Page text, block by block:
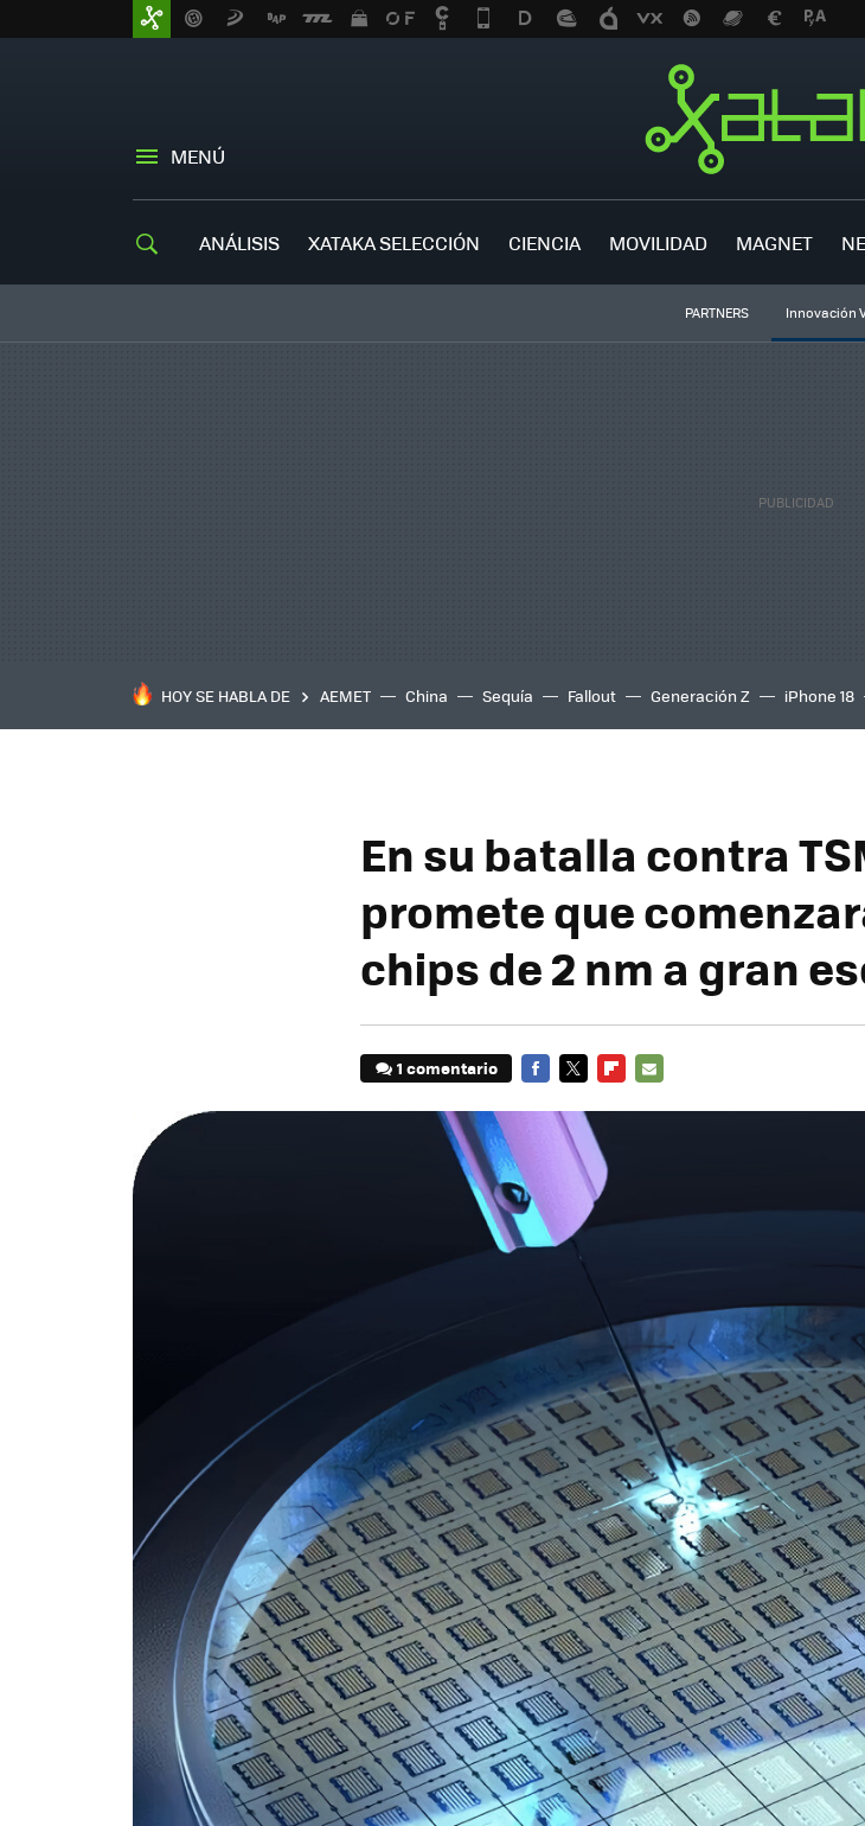
MENÚ
ANÁLISIS XATAKA SELECCIÓN CIENCIA MOVILIDAD MAGNET
PARTNERS Innovación
HOY SE HABLA DE AEMET China Sequía Fallout Generación Z iPhone 18
En su batalla contra
promete que
chips de 2 nm a gran
1 comentario